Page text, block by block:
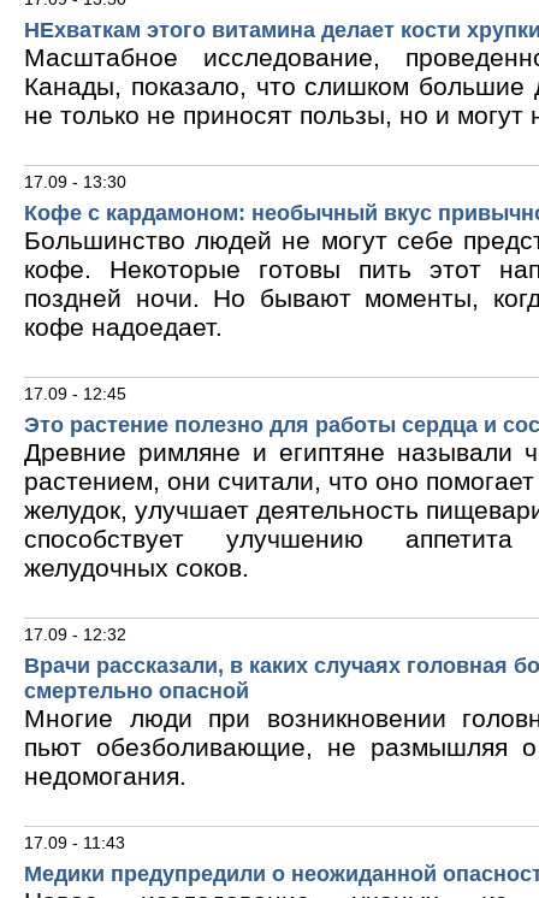
НЕхваткам этого витамина делает кости
Масштабное исследование,
Канады, показало, что слишком большие
не только не приносят пользы, но и могут
17.09 - 13:30
Кофе с кардамоном: необычный вкус
Большинство людей не могут себе
кофе. Некоторые готовы пить этот
поздней ночи. Но бывают моменты,
кофе надоедает.
17.09 - 12:45
Это растение полезно для работы сердца и
Древние римляне и египтяне называли
растением, они считали, что оно
желудок, улучшает деятельность
способствует улучшению
желудочных соков.
17.09 - 12:32
Врачи рассказали, в каких случаях головная
смертельно опасной
Многие люди при возникновении
пьют обезболивающие, не размышляя о
недомогания.
17.09 - 11:43
Медики предупредили о неожиданной